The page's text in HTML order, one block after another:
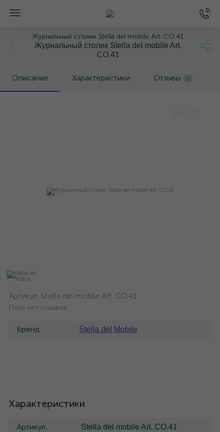
Журнальный столик Stella del mobile Art. CO.41
Журнальный столик Stella del mobile Art.
CO.41
Описание Характеристики Отзывы 0
Артикул: Stella del mobile Art. CO.41
Пока нет отзывов
Бренд Stella del Mobile
Характеристики
Артикул Stella del mobile Art. CO.41